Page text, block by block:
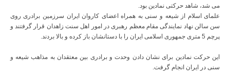
می شد، شاهد حرکتی نمادین بود.
علمای اسلام از شیعه و سنی به همراه اعضای کاروان ایران سرزمین برادری روی
سن سالن نهاد نمایندگی مقام معظم رهبری در امور اهل سنت زاهدان قرار گرفتند و
پرچم 5 متری جمهوری اسلامی ایران را با دستانشان باز کرده و بالا بردند.
این حرکت نمادین برای نشان دادن وحدت و برادری بین معتقدان به مذاهب شیعه و
سنی در ایران انجام گرفت.